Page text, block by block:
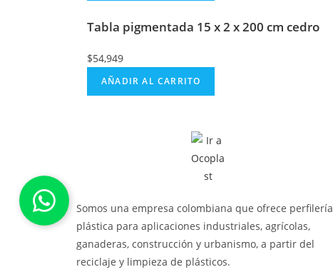
Tabla pigmentada 15 x 2 x 200 cm cedro
$54,949
AÑADIR AL CARRITO
Somos una empresa colombiana que ofrece perfilería
plástica para aplicaciones industriales, agrícolas,
ganaderas, construcción y urbanismo, a partir del
reciclaje y limpieza de plásticos.